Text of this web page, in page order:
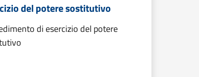
del potere sostitutivo
di esercizio del potere